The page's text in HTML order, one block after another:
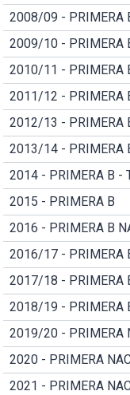
2008/09 - PRIMERA
2009/10 - PRIMERA
2010/11 - PRIMERA
2011/12 - PRIMERA
2012/13 - PRIMERA
2013/14 - PRIMERA
2014 - PRIMERA B -
2015 - PRIMERA B
2016 - PRIMERA B
2016/17 - PRIMERA
2017/18 - PRIMERA
2018/19 - PRIMERA
2019/20 - PRIMERA
2020 - PRIMERA
2021 - PRIMERA